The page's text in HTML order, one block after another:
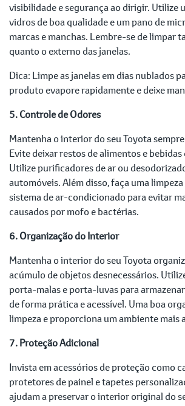
visibilidade e segurança ao dirigir. Utilize
vidros de boa qualidade e um pano de
marcas e manchas. Lembre-se de limpar
quanto o externo das janelas.
Dica: Limpe as janelas em dias nublados
produto evapore rapidamente e deixe
5. Controle de Odores
Mantenha o interior do seu Toyota
Evite deixar restos de alimentos e
Utilize purificadores de ar ou
automóveis. Além disso, faça uma
sistema de ar-condicionado para evitar
causados por mofo e bactérias.
6. Organização do Interior
Mantenha o interior do seu Toyota
acúmulo de objetos desnecessários.
porta-malas e porta-luvas para
de forma prática e acessível. Uma boa
limpeza e proporciona um ambiente mais
7. Proteção Adicional
Invista em acessórios de proteção como
protetores de painel e tapetes
ajudam a preservar o interior original do